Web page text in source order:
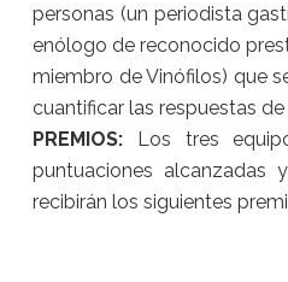
personas (un periodista
enólogo de reconocido
miembro de Vinófilos) que
cuantificar las respuestas
PREMIOS:Los tres
puntuaciones alcanzadas
recibirán los siguientes